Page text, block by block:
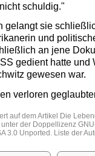
schuldig."
gelangt sie
und
an jene
gedient hatte und
gewesen war.
verloren
auf dem Artikel Die
unter der Doppellizenz
3.0 Unported Liste der